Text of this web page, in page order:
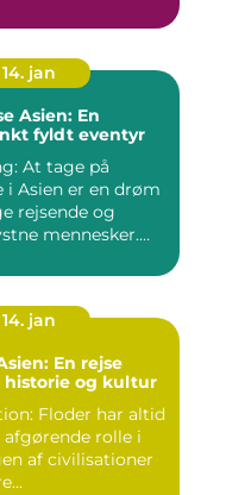
14. jan
Asien: En
fyldt eventyr
At tage på
i Asien er en drøm
rejsende og
mennesker.
14. jan
En rejse
historie og kultur
Floder har altid
rolle i
af civilisationer